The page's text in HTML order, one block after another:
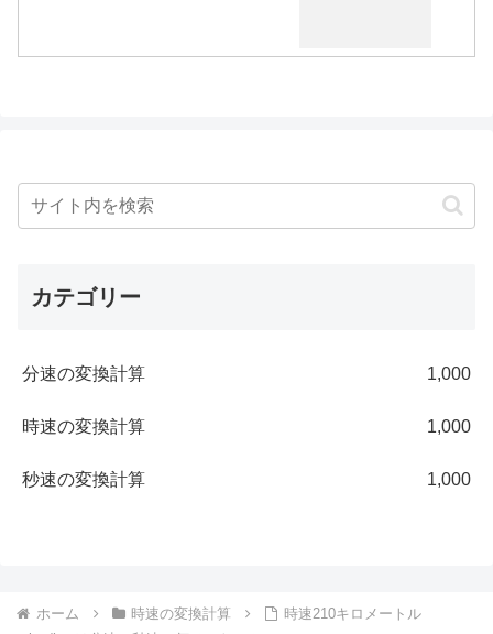
カテゴリー
分速の変換計算 1,000
時速の変換計算 1,000
秒速の変換計算 1,000
ホーム 時速の変換計算
時速210キロメートル